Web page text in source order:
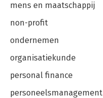
mens en maatschappij
non-profit
ondernemen
organisatiekunde
personal finance
personeelsmanagement